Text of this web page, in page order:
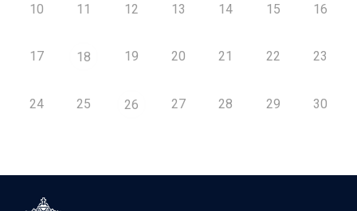
10 11 12 13 14 15 16
17 18 19 20 21 22 23
24 25 26 27 28 29 30